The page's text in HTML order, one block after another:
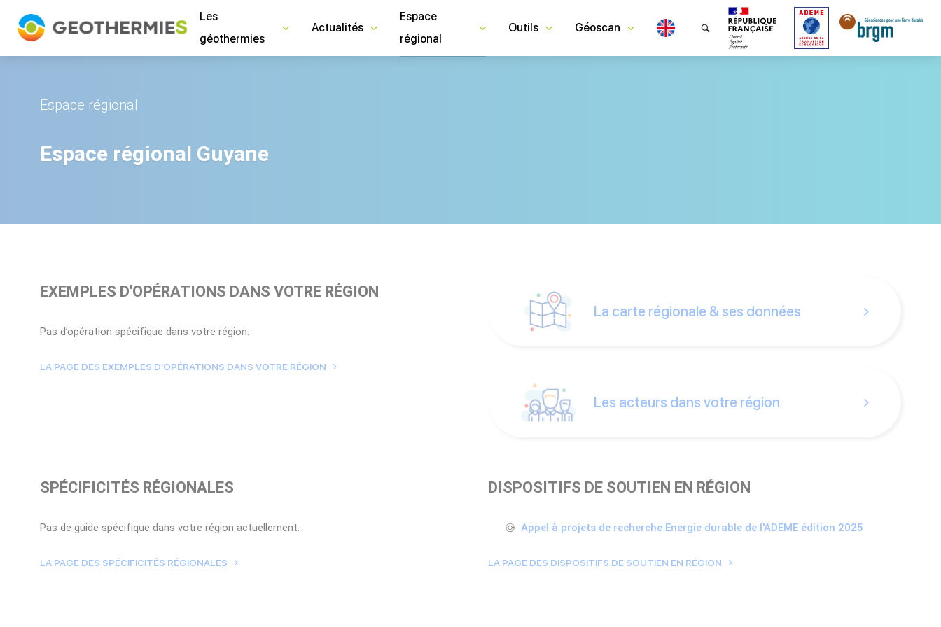
Les
géothermies
Actualités
Espace
régional
Outils Géoscan
Espace régional
Espace régional Guyane
EXEMPLES D'OPÉRATIONS DANS VOTRE RÉGION
Pas d’opération spécifique dans votre région.
LA PAGE DES EXEMPLES D'OPÉRATIONS DANS VOTRE RÉGION
La carte régionale & ses données
Les acteurs dans votre région
SPÉCIFICITÉS RÉGIONALES
Pas de guide spécifique dans votre région actuellement.
LA PAGE DES SPÉCIFICITÉS RÉGIONALES
DISPOSITIFS DE SOUTIEN EN RÉGION
Appel à projets de recherche Energie durable de l'ADEME édition 2025
LA PAGE DES DISPOSITIFS DE SOUTIEN EN RÉGION